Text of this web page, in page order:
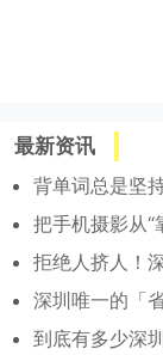
最新资讯
背单词总是坚
把手机摄影从“
拒绝人挤人！
深圳唯一的「
到底有多少深